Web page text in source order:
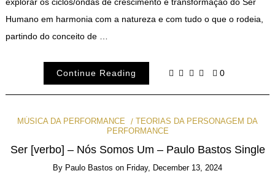
Humano em harmonia com a natureza e com tudo o que o rodeia,
partindo do conceito de …
Continue Reading 0
MÚSICA DA PERFORMANCE
TEORIAS DA PERSONAGEM DA
PERFORMANCE
Ser [verbo] – Nós Somos Um – Paulo Bastos Single
By Paulo Bastos on Friday, December 13, 2024